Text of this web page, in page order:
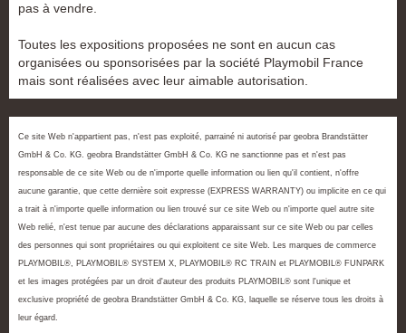
pas à vendre.
Toutes les expositions proposées ne sont en aucun cas
organisées ou sponsorisées par la société Playmobil France
mais sont réalisées avec leur aimable autorisation.
Ce site Web n'appartient pas, n'est pas exploité, parrainé ni autorisé par geobra Brandstätter
GmbH & Co. KG. geobra Brandstätter GmbH & Co. KG ne sanctionne pas et n'est pas
responsable de ce site Web ou de n'importe quelle information ou lien qu'il contient, n'offre
aucune garantie, que cette dernière soit expresse (EXPRESS WARRANTY) ou implicite en ce qui
a trait à n'importe quelle information ou lien trouvé sur ce site Web ou n'importe quel autre site
Web relié, n'est tenue par aucune des déclarations apparaissant sur ce site Web ou par celles
des personnes qui sont propriétaires ou qui exploitent ce site Web. Les marques de commerce
PLAYMOBIL®, PLAYMOBIL® SYSTEM X, PLAYMOBIL® RC TRAIN et PLAYMOBIL® FUNPARK
et les images protégées par un droit d'auteur des produits PLAYMOBIL® sont l'unique et
exclusive propriété de geobra Brandstätter GmbH & Co. KG, laquelle se réserve tous les droits à
leur égard.